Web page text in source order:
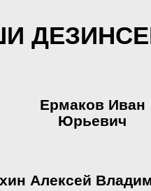
Ермаков Иван
Юрьевич
Алексей